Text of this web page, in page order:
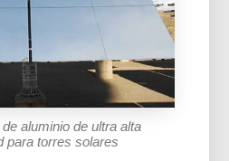
aluminio de ultra alta
para torres solares